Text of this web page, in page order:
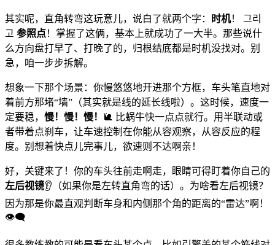
其实呢，直角转弯这玩意儿，说白了就两个字： 时机！ 그리
고 参照点！掌握了这俩，基本上就成功了一大半。那些说什
么方向盘打早了、打晚了的，归根结底都是时机没找对。别
急，咱一步步拆解。
想象一下那个场景：你慢悠悠地开进那个方框，车头笔直地对
着前方那堵“墙”（其实就是线的延长线啦）。这时候，速度一
定要稳， 慢！慢！慢！ 🐌 比蜗牛快一点点就行。用半联动或
者带着点刹车，让车速控制在你能从容观察，从容反应的程
度。别想着快点儿完事儿，欲速则不达啊亲！
好，关键来了！你的车头往前走啊走，眼睛可得盯着你自己的
左后视镜👂（如果你是左转直角弯的话）。为啥看左后视镜？
因为那是你最直观判断车身和内侧那个角的距离的“雷达”啊！
👁️‍🗨️